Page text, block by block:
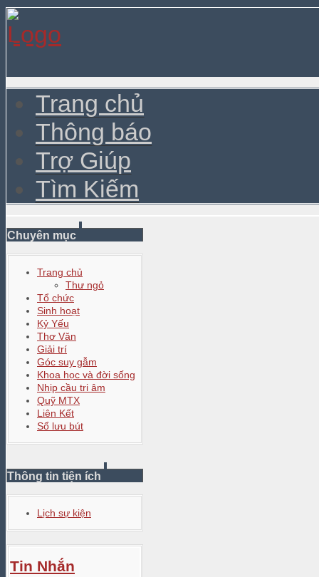
Trang chủ
Thông báo
Trợ Giúp
Tìm Kiếm
Chuyên mục
Trang chủ
Thư ngỏ
Tổ chức
Sinh hoạt
Kỷ Yếu
Thơ Văn
Giải trí
Góc suy gẫm
Khoa học và đời sống
Nhịp cầu tri âm
Quỹ MTX
Liên Kết
Sổ lưu bút
Thông tin tiện ích
Lịch sự kiện
Tin Nhắn